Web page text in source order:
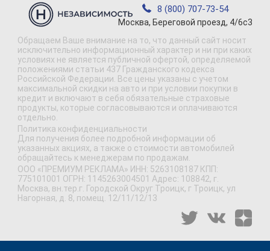
8 (800) 707-73-54
Москва, Береговой проезд, 4/6с3
Обращаем Ваше внимание на то, что данный сайт носит
исключительно информационный характер и ни при каких
условиях не является публичной офертой, определяемой
положениями статьи 437 Гражданского кодекса
Российской Федерации. Все цены указаны с учетом
максимальной скидки на авто и при условии покупки в
кредит и включают в себя обязательные страховые
продукты, которые согласовываются и оплачиваются
отдельно.
Политика конфиденциальности
Для получения более подробной информации об
указанных акциях, а также о стоимости автомобилей
обращайтесь к менеджерам по продажам.
ООО «ПРЕМИУМ РЕКЛАМА» ИНН: 5263108187 КПП:
775101001 ОГРН: 1145263004501 Адрес: 108842, г.
Москва, вн.тер.г. Городской Округ Троицк, г Троицк, ул
Нагорная, д. 8, помещ. 12/11/12/13